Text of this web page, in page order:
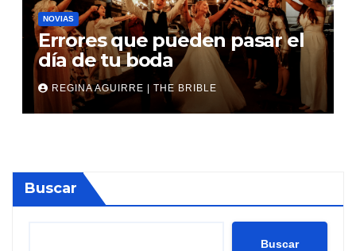
NOVIAS
Errores que pueden pasar el
día de tu boda
REGINA AGUIRRE | THE BRIBLE
Buscar
Buscar